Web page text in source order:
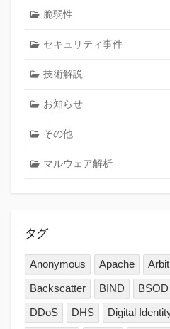
脆弱性
セキュリティ事件
技術解説
お知らせ
その他
マルウェア解析
タグ
Anonymous Apache
Backscatter
BIND BSOD
DDoS
DHS Digital